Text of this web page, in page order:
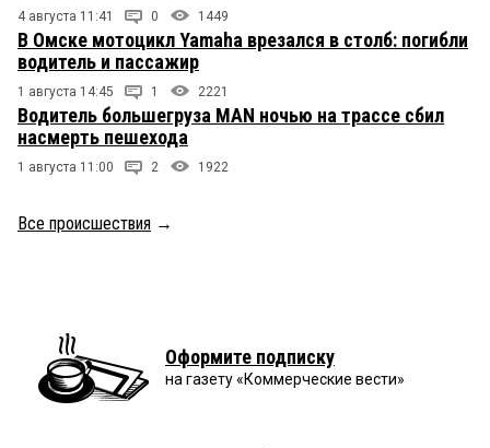
4 августа 11:41 0 1449
В Омске мотоцикл Yamaha врезался в столб: погибли
водитель и пассажир
1 августа 14:45 1 2221
Водитель большегруза MAN ночью на трассе сбил
насмерть пешехода
1 августа 11:00 2 1922
Все происшествия →
Оформите подписку
на газету «Коммерческие вести»